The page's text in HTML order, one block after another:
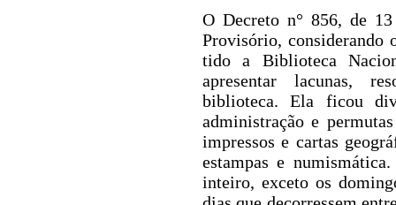
O Decreto n° 856, de
Provisório, considerando
tido a Biblioteca
apresentar lacunas,
biblioteca. Ela ficou
administração e
impressos e cartas
estampas e
inteiro, exceto os